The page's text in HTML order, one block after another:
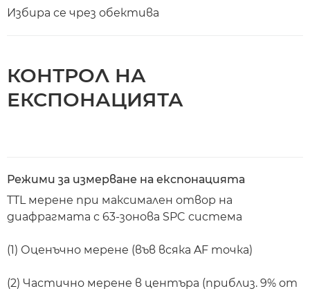
Избира се чрез обектива
КОНТРОЛ НА
ЕКСПОНАЦИЯТА
Режими за измерване на експонацията
TTL мерене при максимален отвор на
диафрагмата с 63-зонова SPC система
(1) Оценъчно мерене (във всяка AF точка)
(2) Частично мерене в центъра (приблиз. 9% от